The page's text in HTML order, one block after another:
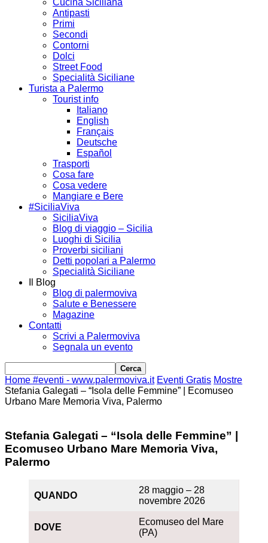
Cucina Siciliana
Antipasti
Primi
Secondi
Contorni
Dolci
Street Food
Specialità Siciliane
Turista a Palermo
Tourist info
Italiano
English
Français
Deutsche
Español
Trasporti
Cosa fare
Cosa vedere
Mangiare e Bere
#SiciliaViva
SiciliaViva
Blog di viaggio – Sicilia
Luoghi di Sicilia
Proverbi siciliani
Detti popolari a Palermo
Specialità Siciliane
Il Blog
Blog di palermoviva
Salute e Benessere
Magazine
Contatti
Scrivi a Palermoviva
Segnala un evento
Home #eventi - www.palermoviva.it Eventi Gratis Mostre
Stefania Galegati – “Isola delle Femmine” | Ecomuseo
Urbano Mare Memoria Viva, Palermo
Stefania Galegati – “Isola delle Femmine” |
Ecomuseo Urbano Mare Memoria Viva,
Palermo
QUANDO
28 maggio – 28
novembre 2026
DOVE
Ecomuseo del Mare
(PA)